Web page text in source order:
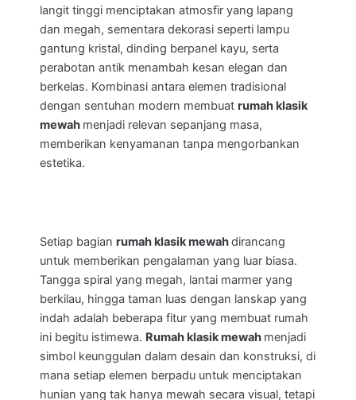
langit tinggi menciptakan atmosfir yang lapang
dan megah, sementara dekorasi seperti lampu
gantung kristal, dinding berpanel kayu, serta
perabotan antik menambah kesan elegan dan
berkelas. Kombinasi antara elemen tradisional
dengan sentuhan modern membuat rumah klasik
mewah menjadi relevan sepanjang masa,
memberikan kenyamanan tanpa mengorbankan
estetika.
Setiap bagian rumah klasik mewahdirancang
untuk memberikan pengalaman yang luar biasa.
Tangga spiral yang megah, lantai marmer yang
berkilau, hingga taman luas dengan lanskap yang
indah adalah beberapa fitur yang membuat rumah
ini begitu istimewa. Rumah klasik mewah menjadi
simbol keunggulan dalam desain dan konstruksi, di
mana setiap elemen berpadu untuk menciptakan
hunian yang tak hanya mewah secara visual, tetapi